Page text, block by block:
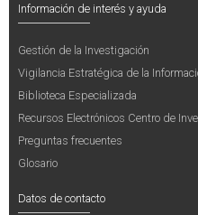
Información de interés y ayuda
Gestión de la Investigación
Vigilancia Estratégica de la
Biblioteca Especializada
Recursos Electrónicos Centro de
Preguntas frecuentes
Glosario
Datos de contacto